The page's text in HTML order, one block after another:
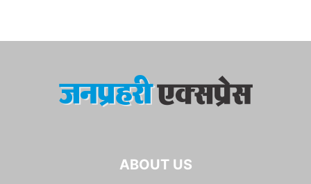
ABOUT US